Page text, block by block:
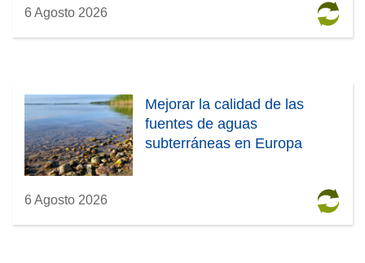
6 Agosto 2026
Mejorar la calidad de las
fuentes de aguas
subterráneas en Europa
6 Agosto 2026